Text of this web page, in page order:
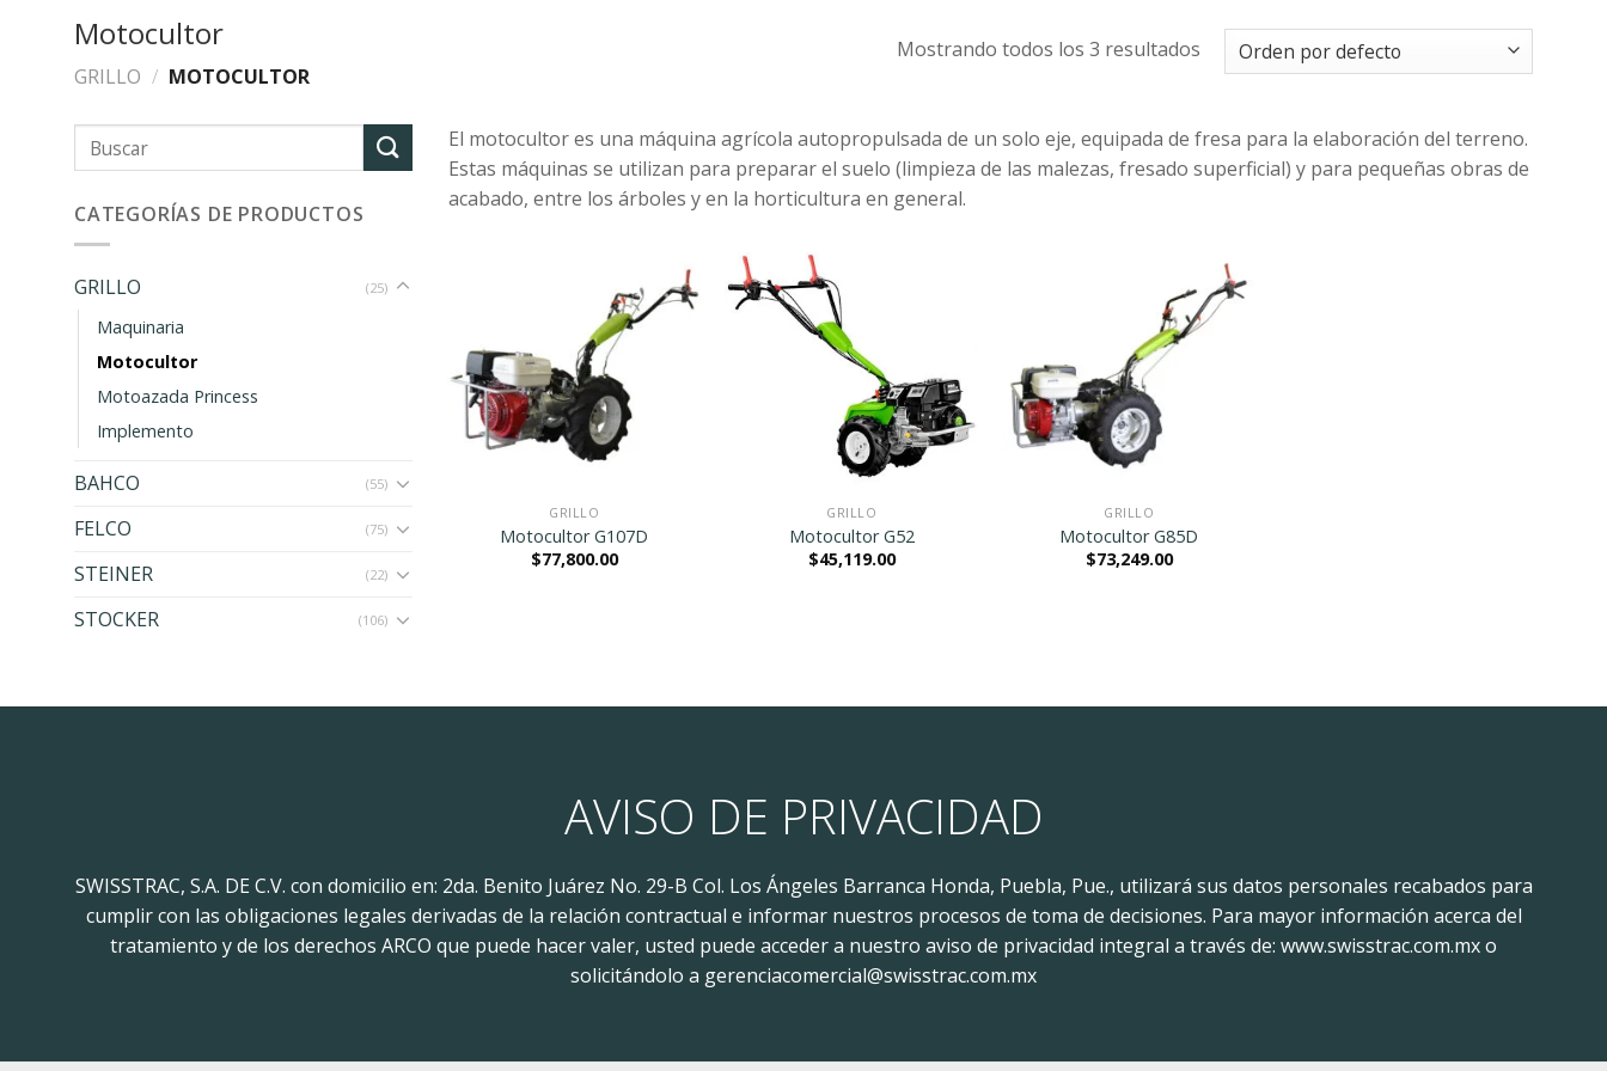
Motocultor
GRILLO / MOTOCULTOR
Mostrando todos los 3 resultados
CATEGORÍAS DE PRODUCTOS
GRILLO (25)
Maquinaria
Motocultor
Motoazada Princess
Implemento
BAHCO (55)
FELCO (75)
STEINER (22)
STOCKER (106)
El motocultor es una máquina agrícola autopropulsada de un solo eje, equipada de fresa para la elaboración del terreno.
Estas máquinas se utilizan para preparar el suelo (limpieza de las malezas, fresado superficial) y para pequeñas obras de
acabado, entre los árboles y en la horticultura en general.
Agregar
a la
GRILLO
Motocultor G107D
$77,800.00
GRILLO
Motocultor G52
$45,119.00
Agregar
a la
Lista de
GRILLO
Motocultor G85D
$73,249.00
AVISO DE PRIVACIDAD
SWISSTRAC, S.A. DE C.V. con domicilio en: 2da. Benito Juárez No. 29-B Col. Los Ángeles Barranca Honda, Puebla, Pue., utilizará sus datos personales recabados para
cumplir con las obligaciones legales derivadas de la relación contractual e informar nuestros procesos de toma de decisiones. Para mayor información acerca del
tratamiento y de los derechos ARCO que puede hacer valer, usted puede acceder a nuestro aviso de privacidad integral a través de: www.swisstrac.com.mx o
solicitándolo a gerenciacomercial@swisstrac.com.mx